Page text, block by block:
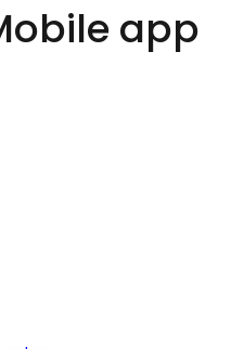
app